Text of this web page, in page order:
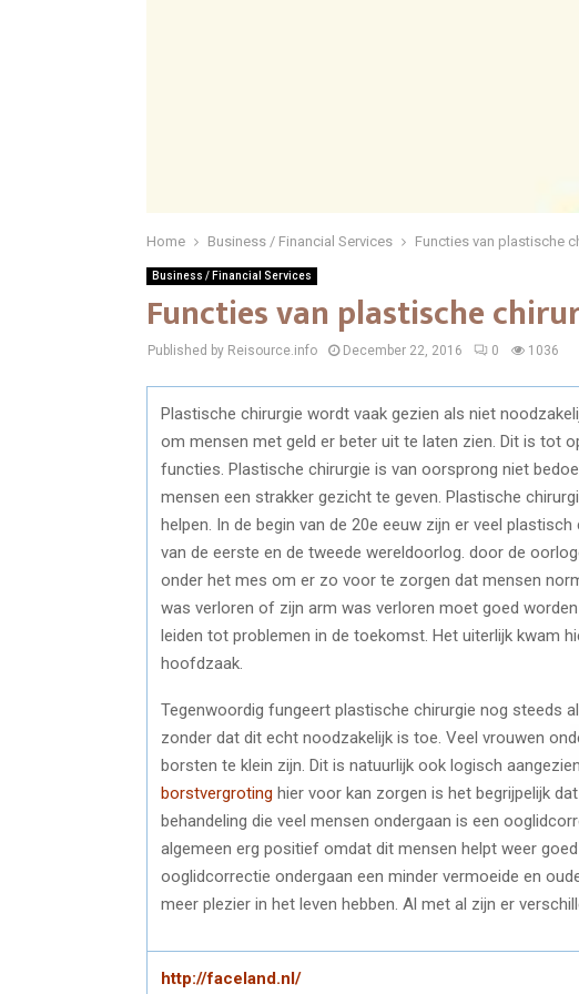
Home Business / Financial Services Functies van plastische
Business / Financial Services
Functies van plastische
Published by Reisource.info December 22, 2016 0 1036
Plastische chirurgie wordt vaak gezien als niet
om mensen met geld er beter uit te laten zien. Dit is tot
functies. Plastische chirurgie is van oorsprong niet
mensen een strakker gezicht te geven. Plastische
helpen. In de begin van de 20e eeuw zijn er veel
van de eerste en de tweede wereldoorlog. door de
onder het mes om er zo voor te zorgen dat mensen
was verloren of zijn arm was verloren moet goed
leiden tot problemen in de toekomst. Het uiterlijk kwam
hoofdzaak.
Tegenwoordig fungeert plastische chirurgie nog steeds
zonder dat dit echt noodzakelijk is toe. Veel vrouwen
borsten te klein zijn. Dit is natuurlijk ook logisch
borstvergroting hier voor kan zorgen is het begrijpelijk
behandeling die veel mensen ondergaan is een
algemeen erg positief omdat dit mensen helpt weer
ooglidcorrectie ondergaan een minder vermoeide en
meer plezier in het leven hebben. Al met al zijn er
http://faceland.nl/